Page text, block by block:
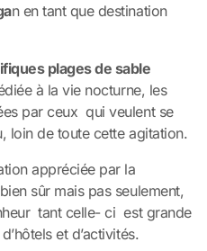
n en tant que destination
plages de sable
à la vie nocturne, les
par ceux qui veulent se
loin de toute cette agitation.
appréciée par la
sûr mais pas seulement,
tant celle- ci est grande
et d’activités.